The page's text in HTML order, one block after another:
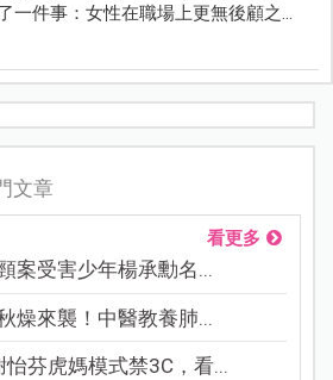
一件事：女性在職場上更無後顧之
文章
看更多
案受害少年楊承勳名...
燥來襲！中醫教養肺...
怡芬虎媽模式禁3C，看...